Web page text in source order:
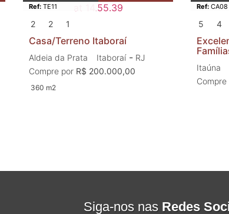
Ref: TE11
2 2 1
Casa/Terreno Itaboraí
Aldeia da Prata Itaboraí- RJ
Compre por R$ 200.000,00
360 m2
Ref: CA08
5 4
Itaúna
Compre
Siga-nos nas Redes